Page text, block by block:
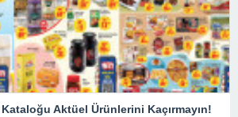
Aktüel Ürünlerini Kaçırmayın!